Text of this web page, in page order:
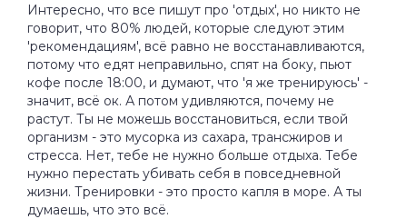
Интересно, что все пишут про 'отдых', но никто не
говорит, что 80% людей, которые следуют этим
'рекомендациям', всё равно не восстанавливаются,
потому что едят неправильно, спят на боку, пьют
кофе после 18:00, и думают, что 'я же тренируюсь' -
значит, всё ок. А потом удивляются, почему не
растут. Ты не можешь восстановиться, если твой
организм - это мусорка из сахара, трансжиров и
стресса. Нет, тебе не нужно больше отдыха. Тебе
нужно перестать убивать себя в повседневной
жизни. Тренировки - это просто капля в море. А ты
думаешь, что это всё.